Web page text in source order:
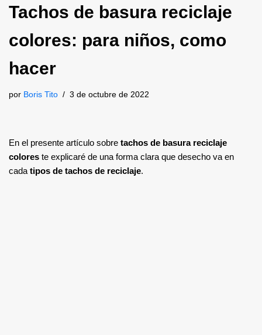
Tachos de basura reciclaje
colores: para niños, como
hacer
por Boris Tito 3 de octubre de 2022
En el presente artículo sobre tachos de basura reciclaje
colores te explicaré de una forma clara que desecho va en
cada tipos de tachos de reciclaje.